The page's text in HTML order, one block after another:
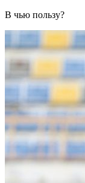
В чью пользу?